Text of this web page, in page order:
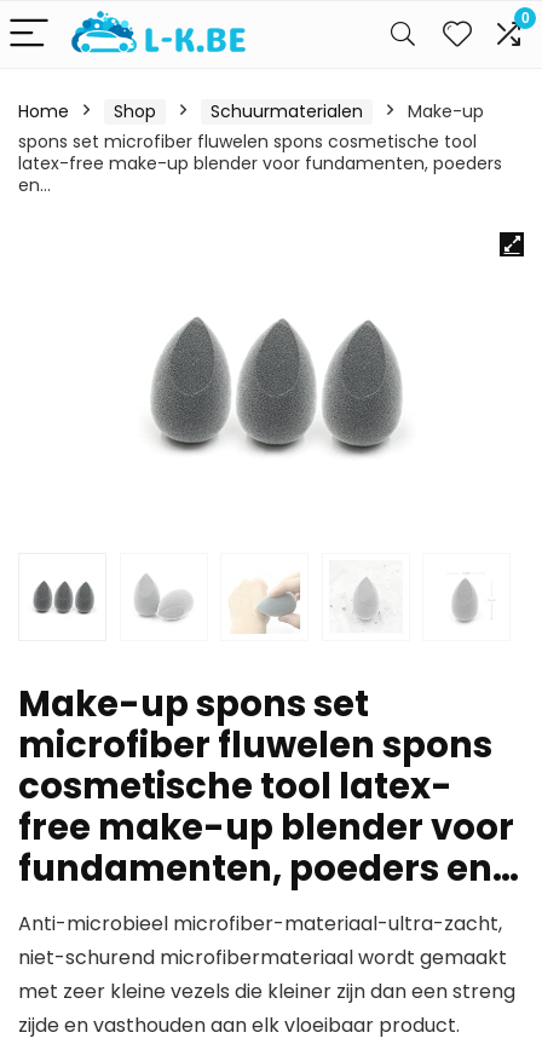
0
Home Shop Schuurmaterialen
Make-up
spons set microfiber fluwelen spons cosmetische tool
latex-free make-up blender voor fundamenten, poeders
en…
Make-up spons set
microfiber fluwelen spons
cosmetische tool latex-
free make-up blender voor
fundamenten, poeders en…
Anti-microbieel microfiber-materiaal-ultra-zacht,
niet-schurend microfibermateriaal wordt gemaakt
met zeer kleine vezels die kleiner zijn dan een streng
zijde en vasthouden aan elk vloeibaar product.